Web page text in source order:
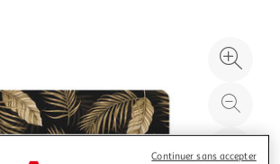
à
Continuer sans accepter